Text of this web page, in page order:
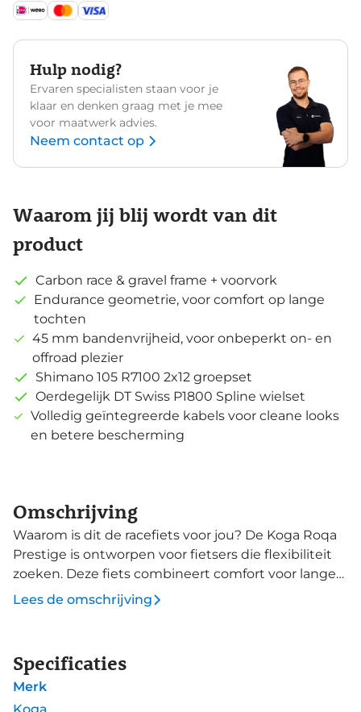
Hulp nodig?
Ervaren specialisten staan voor je
klaar en denken graag met je mee
voor maatwerk advies.
Neem contact op
Waarom jij blij wordt van dit
product
Carbon race & gravel frame + voorvork
Endurance geometrie, voor comfort op lange
tochten
45 mm bandenvrijheid, voor onbeperkt on- en
offroad plezier
Shimano 105 R7100 2x12 groepset
Oerdegelijk DT Swiss P1800 Spline wielset
Volledig geïntegreerde kabels voor cleane looks
en betere bescherming
Omschrijving
Waarom is dit de racefiets voor jou? De Koga Roqa
Prestige is ontworpen voor fietsers die flexibiliteit
zoeken. Deze fiets combineert comfort voor lange
tochten met de mogelijkheid om offroad te gaan.
en het verkennen van diverse terreinen. Het carbon
frame en de voorvork van de Roqa Prestige, met
Lees de omschrijving
Specificaties
Merk